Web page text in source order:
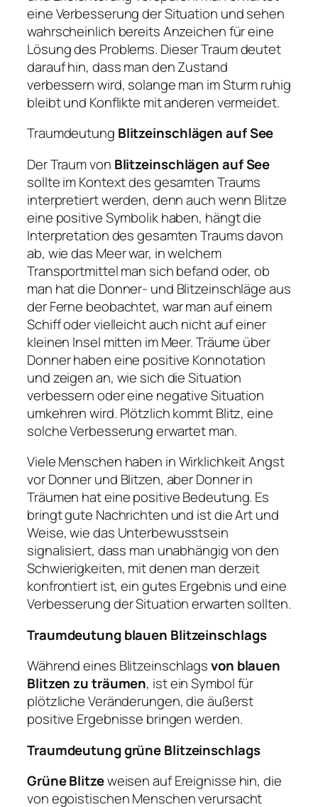
eine Verbesserung der Situation und sehen
wahrscheinlich bereits Anzeichen für eine
Lösung des Problems. Dieser Traum deutet
darauf hin, dass man den Zustand
verbessern wird, solange man im Sturm ruhig
bleibt und Konflikte mit anderen vermeidet.
Traumdeutung Blitzeinschlägen auf See
Der Traum von Blitzeinschlägen auf See
sollte im Kontext des gesamten Traums
interpretiert werden, denn auch wenn Blitze
eine positive Symbolik haben, hängt die
Interpretation des gesamten Traums davon
ab, wie das Meer war, in welchem
Transportmittel man sich befand oder, ob
man hat die Donner- und Blitzeinschläge aus
der Ferne beobachtet, war man auf einem
Schiff oder vielleicht auch nicht auf einer
kleinen Insel mitten im Meer. Träume über
Donner haben eine positive Konnotation
und zeigen an, wie sich die Situation
verbessern oder eine negative Situation
umkehren wird. Plötzlich kommt Blitz, eine
solche Verbesserung erwartet man.
Viele Menschen haben in Wirklichkeit Angst
vor Donner und Blitzen, aber Donner in
Träumen hat eine positive Bedeutung. Es
bringt gute Nachrichten und ist die Art und
Weise, wie das Unterbewusstsein
signalisiert, dass man unabhängig von den
Schwierigkeiten, mit denen man derzeit
konfrontiert ist, ein gutes Ergebnis und eine
Verbesserung der Situation erwarten sollten.
Traumdeutung blauen Blitzeinschlags
Während eines Blitzeinschlagsvon blauen
Blitzen zu träumen, ist ein Symbol für
plötzliche Veränderungen, die äußerst
positive Ergebnisse bringen werden.
Traumdeutung grüne Blitzeinschlags
Grüne Blitzeweisen auf Ereignisse hin, die
von egoistischen Menschen verursacht